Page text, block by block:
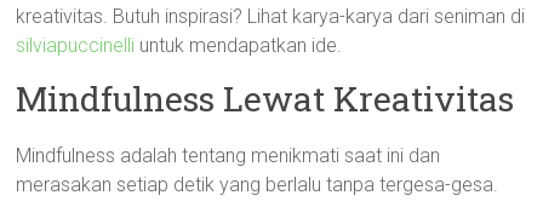
kreativitas. Butuh inspirasi? Lihat karya-karya dari seniman di
silviapuccinelli untuk mendapatkan ide.
Mindfulness Lewat Kreativitas
Mindfulness adalah tentang menikmati saat ini dan
merasakan setiap detik yang berlalu tanpa tergesa-gesa.